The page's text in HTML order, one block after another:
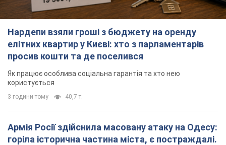
Нардепи взяли гроші з бюджету на оренду
елітних квартир у Києві: хто з парламентарів
просив кошти та де поселився
Як працює особлива соціальна гарантія та хто нею
користується
3 години тому 40,7 т.
Армія Росії здійснила масовану атаку на Одесу:
горіла історична частина міста, є постраждалі.